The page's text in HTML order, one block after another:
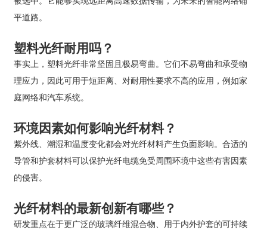
平道路。
塑料光纤耐用吗？
事实上，塑料光纤非常坚固且极易弯曲。它们不易弯曲和承受物
理应力，因此可用于短距离、对耐用性要求不高的应用，例如家
庭网络和汽车系统。
环境因素如何影响光纤材料？
紫外线、潮湿和温度变化都会对光纤材料产生负面影响。合适的
导管和护套材料可以保护光纤电缆免受周围环境中这些有害因素
的侵害。
光纤材料的最新创新有哪些？
研发重点在于更广泛的玻璃纤维混合物、用于内外护套的可持续